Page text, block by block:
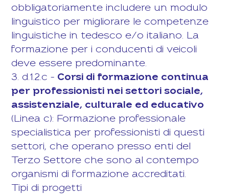
obbligatoriamente includere un modulo
linguistico per migliorare le competenze
linguistiche in tedesco e/o italiano. La
formazione per i conducenti di veicoli
deve essere predominante.
3. d.1.2.c – Corsi di formazione continua
per professionisti nei settori sociale,
assistenziale, culturale ed educativo
(Linea c): Formazione professionale
specialistica per professionisti di questi
settori, che operano presso enti del
Terzo Settore che sono al contempo
organismi di formazione accreditati.
Tipi di progetti